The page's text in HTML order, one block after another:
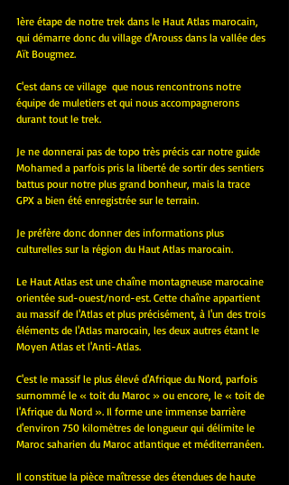
1ère étape de notre trek dans le Haut Atlas marocain,
qui démarre donc du village d'Arouss dans la vallée des
Aït Bougmez.
C'est dans ce village  que nous rencontrons notre
équipe de muletiers et qui nous accompagnerons
durant tout le trek.
Je ne donnerai pas de topo très précis car notre guide
Mohamed a parfois pris la liberté de sortir des sentiers
battus pour notre plus grand bonheur, mais la trace
GPX a bien été enregistrée sur le terrain.
Je préfère donc donner des informations plus
culturelles sur la région du Haut Atlas marocain.
Le Haut Atlas est une chaîne montagneuse marocaine
orientée sud-ouest/nord-est. Cette chaîne appartient
au massif de l'Atlas et plus précisément, à l'un des trois
éléments de l'Atlas marocain, les deux autres étant le
Moyen Atlas et l'Anti-Atlas.
C'est le massif le plus élevé d'Afrique du Nord, parfois
surnommé le « toit du Maroc » ou encore, le « toit de
l'Afrique du Nord ». Il forme une immense barrière
d'environ 750 kilomètres de longueur qui délimite le
Maroc saharien du Maroc atlantique et méditerranéen.
Il constitue la pièce maîtresse des étendues de haute